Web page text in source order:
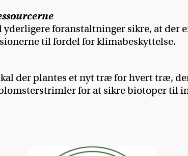
yderligere foranstaltninger sikre, at
til fordel for klimabeskyttelse.
der plantes et nyt træ for hvert træ,
for at sikre biotoper til